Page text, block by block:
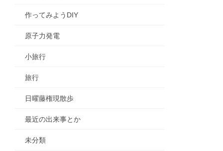
作ってみようDIY
原子力発電
小旅行
旅行
日曜藤権現散歩
最近の出来事とか
未分類